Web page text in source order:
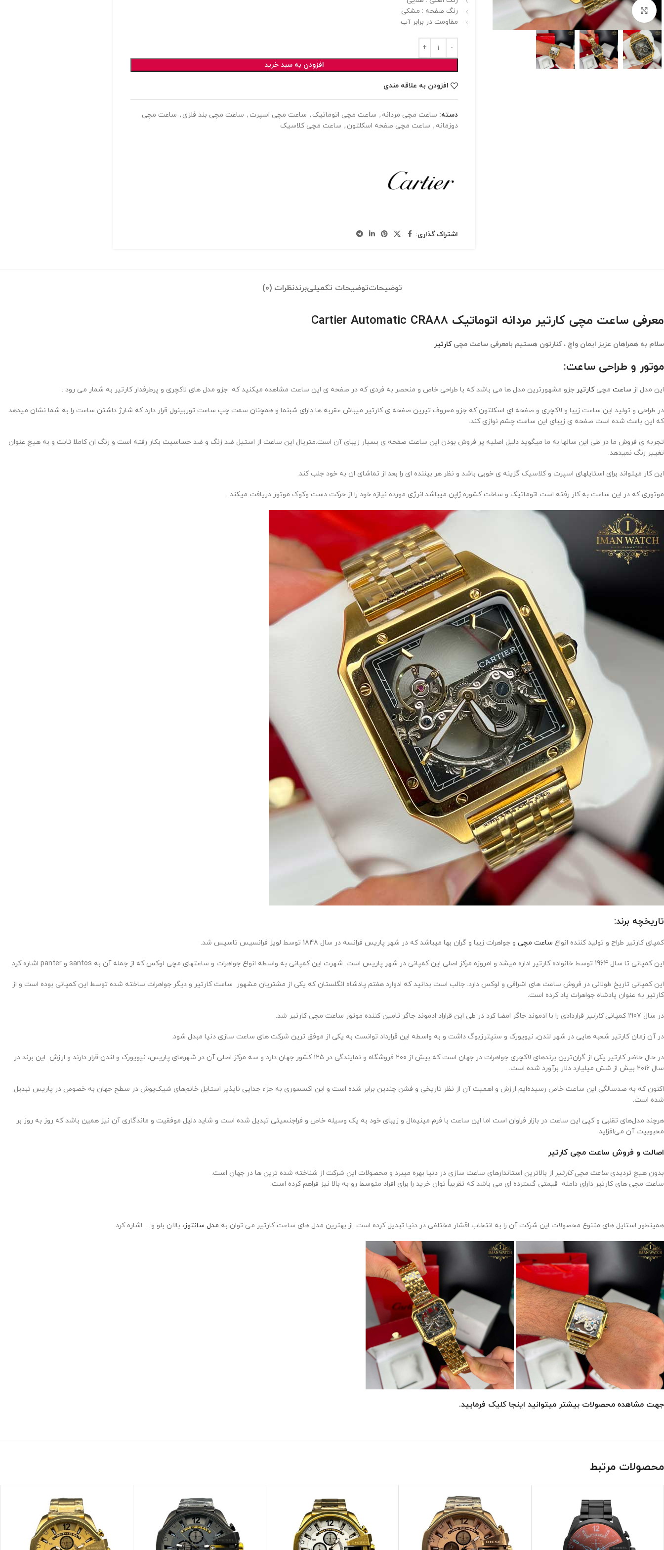
برای بزرگنمایی کلیک کنید
رنگ صفحه : مشکی
مقاومت در برابر آب
افزودن به سبد خرید
افزودن به علاقه مندی
دسته: ساعت مچی مردانه , ساعت مچی اتوماتیک , ساعت مچی اسپرت , ساعت مچی بند فلزی , ساعت مچی
دوزمانه , ساعت مچی صفحه اسکلتون , ساعت مچی کلاسیک
اشتراک گذاری:
توضیحاتتوضیحات تکمیلیبرندنظرات (0)
معرفی ساعت مچی کارتیر مردانه اتوماتیک Cartier Automatic CRA88
سلام به همراهان عزیز ایمان واچ ، کنارتون هستیم بامعرفی ساعت مچیکارتیر
موتور و طراحی ساعت:
این مدل از ساعت مچیکارتیر جزو مشهورترین مدل ها می باشد که با طراحی خاص و منحصر به فردی که در صفحه ی این ساعت مشاهده میکنید که جزو مدل های لاکچری و پرطرفدار کارتیر به شمار می رود .
در طراحی و تولید این ساعت زیبا و لاکچری و صفحه ای اسکلتون که جزو معروف تیرین صفحه ی کارتیر میباش عقربه ها دارای شبنما و همچنان سمت چپ ساعت توربینول قرار دارد که شارژ داشتن ساعت را به شما نشان میدهد
که این باعث شده است صفحه ی زیبای این ساعت چشم نوازی کند.
تجربه ی فروش ما در طی این سالها به ما میگوید دلیل اصلیه پر فروش بودن این ساعت صفحه ی بسیار زیبای آن است.متریال این ساعت از استیل ضد زنگ و ضد حساسیت بکار رفته است و رنگ ان کاملا ثابت و به هیچ عنوان
تغییر رنگ نمیدهد.
این کار میتواند برای استایلهای اسپرت و کلاسیک گزینه ی خوبی باشد و نظر هر بیننده ای را بعد از تماشای ان به خود جلب کند.
موتوری که در این ساعت به کار رفته است اتوماتیک و ساخت کشوره ژاپن میباشد.انرژی مورده نیازه خود را از حرکت دست وکوک موتور دریافت میکند.
تاریخچه برند:
کمپای کارتیر طراح و تولید کننده انواع ساعت مچی و جواهرات زیبا و گران بها میباشد که در شهر پاریس فرانسه در سال 1848 توسط لویز فرانسیس تاسیس شد.
این کمپانی تا سال 1964 توسط خانواده کارتیر اداره میشد و امروزه مرکز اصلی این کمپانی در شهر پاریس است. شهرت این کمپانی به واسطه انواع جواهرات و ساعتهای مچی لوکس که از جمله آن به santos و panter اشاره کرد.
این کمپانی تاریخ طولانی در فروش ساعت های اشرافی و لوکس دارد. جالب است بدانید که ادوارد هفتم پادشاه انگلستان که یکی از مشتریان مشهور ساعت کارتیر و دیگر جواهرات ساخته شده توسط این کمپانی بوده است و از
کارتیر به عنوان پادشاه جواهرات یاد کرده است.
در سال 1907 کمپانی کارتیر قراردادی را با ادموند جاگر امضا کرد در طی این قراراد ادموند جاگر تامین کننده موتور ساعت مچی کارتیر شد.
در آن زمان کارتیر شعبه هایی در شهر لندن, نیویورک و سنپترزبوگ داشت و به واسطه این قرارداد توانست به یکی از موفق ترین شرکت های ساعت سازی دنیا مبدل شود.
در حال حاضر کارتیر یکی از گران‌ترین برندهای لاکچری جواهرات در جهان است که بیش از ۲۰۰ فروشگاه و نمایندگی در ۱۲۵ کشور جهان دارد و سه مرکز اصلی آن در شهرهای پاریس، نیویورک و لندن قرار دارند و ارزش این برند در
سال ۲۰۱۶ بیش از شش میلیارد دلار برآورد شده است.
اکنون که به صدسالگی این ساعت خاص رسیده‌ایم ارزش و اهمیت آن از نظر تاریخی و فشن چندین برابر شده است و این اکسسوری به جزء جدایی ناپذیر استایل خانم‌های شیک‌پوش در سطح جهان به خصوص در پاریس تبدیل
شده است.
هرچند مدل‌های تقلبی و کپی این ساعت در بازار فراوان است اما این ساعت با فرم مینیمال و زیبای خود به یک وسیله خاص و فراجنسیتی تبدیل شده است و شاید دلیل موفقیت و ماندگاری آن نیز همین باشد که روز به روز بر
محبوبیت آن می‌افزاید.
اصالت و فروش ساعت مچی کارتیر
بدون هیچ تردیدیساعت مچی کارتیر از بالاترین استاندارهای ساعت سازی در دنیا بهره میبرد و محصولات این شرکت از شناخته شده ترین ها در جهان است.
ساعت مچی های کارتیر دارای دامنه قیمتی گسترده ای می باشد که تقریباً توان خرید را برای افراد متوسط رو به بالا نیز فراهم کرده است.
همینطور استایل های متنوع محصولات این شرکت آن را به انتخاب اقشار مختلفی در دنیا تبدیل کرده است. از بهترین مدل های ساعت کارتیر می توان به مدل سانتوز، بالان بلو و… اشاره کرد.
جهت مشاهده محصولات بیشتر میتوانید اینجا کلیک فرمایید.
محصولات مرتبط